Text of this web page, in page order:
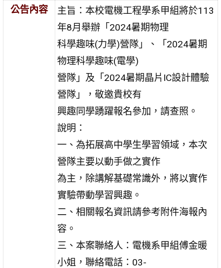
公告內容
主旨：本校電機工程學系甲組將於113
年8月舉辦「2024暑期物理
科學趣味(力學)營隊」、「2024暑期
物理科學趣味(電學)
營隊」及「2024暑期晶片IC設計體驗
營隊」，敬邀貴校有
興趣同學踴躍報名參加，請查照。
說明：
一、為拓展高中學生學習領域，本次
營隊主要以動手做之實作
為主，除講解基礎常識外，將以實作
實驗帶動學習興趣。
二、相關報名資訊請參考附件海報內
容。
三、本案聯絡人：電機系甲組傅金暖
小姐，聯絡電話：03-